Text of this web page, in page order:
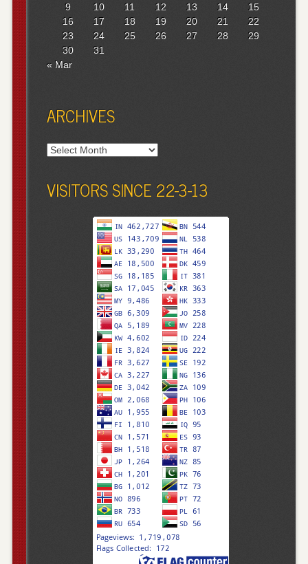
9
10 11 12 13 14
15
16
17 18 19 20 21
22
23
24 25 26 27 28
29
30
31
« Mar
ARCHIVES
Archives
VISITORS SINCE 22-3-13